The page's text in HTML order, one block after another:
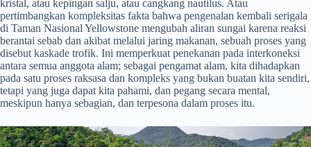
kristal, atau kepingan salju, atau cangkang nautilus. Atau
pertimbangkan kompleksitas fakta bahwa pengenalan kembali serigala
di Taman Nasional Yellowstone mengubah aliran sungai karena reaksi
berantai sebab dan akibat melalui jaring makanan, sebuah proses yang
disebut kaskade trofik. Ini memperkuat penekanan pada interkoneksi
antara semua anggota alam; sebagai pengamat alam, kita dihadapkan
pada satu proses raksasa dan kompleks yang bukan buatan kita sendiri,
tetapi yang juga dapat kita pahami, dan pegang secara mental,
meskipun hanya sebagian, dan terpesona dalam proses itu.